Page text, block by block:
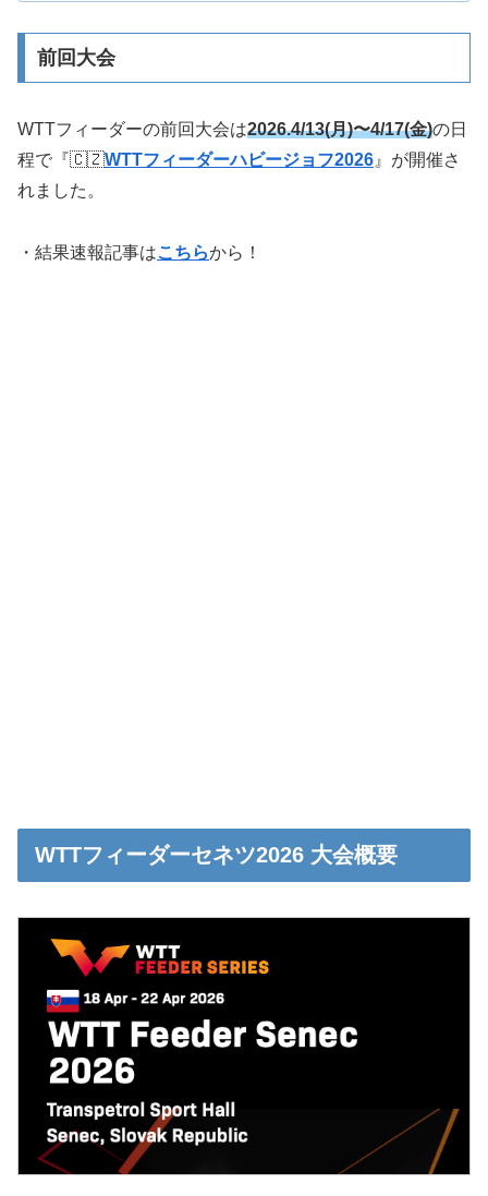
前回大会
WTTフィーダーの前回大会は2026.4/13(月)〜4/17(金)の日
程で『🇨🇿WTTフィーダーハビージョフ2026 』が開催さ
れました。
・結果速報記事はこちらから！
WTTフィーダーセネツ2026 大会概要